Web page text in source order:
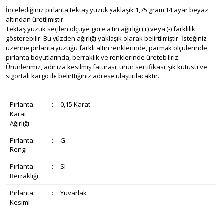
İncelediğiniz pırlanta tektaş yüzük yaklaşık 1,75 gram 14 ayar beyaz
altından üretilmiştir.
Tektaş yüzük seçilen ölçüye göre altın ağırlığı (+) veya (-) farklılık
gösterebilir. Bu yüzden ağırlığı yaklaşık olarak belirtilmiştir. İsteğiniz
üzerine pırlanta yüzüğü farklı altın renklerinde, parmak ölçülerinde,
pırlanta boyutlarında, berraklık ve renklerinde üretebiliriz.
Ürünlerimiz, adınıza kesilmiş faturası, ürün sertifikası, şık kutusu ve
sigortalı kargo ile belirttiğiniz adrese ulaştırılacaktır.
Pırlanta
Karat
Ağırlığı
: 0,15 Karat
Pırlanta
Rengi
: G
Pırlanta
Berraklığı
: SI
Pırlanta
Kesimi
: Yuvarlak